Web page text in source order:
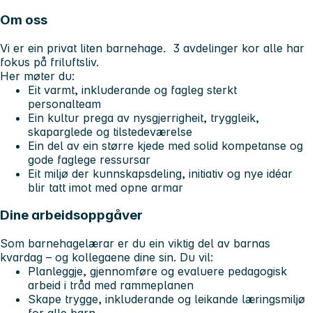
Om oss
Vi er ein privat liten barnehage. 3 avdelinger kor alle har
fokus på friluftsliv.
Her møter du:
Eit varmt, inkluderande og fagleg sterkt
personalteam
Ein kultur prega av nysgjerrigheit, tryggleik,
skaparglede og tilstedeværelse
Ein del av ein større kjede med solid kompetanse og
gode faglege ressursar
Eit miljø der kunnskapsdeling, initiativ og nye idéar
blir tatt imot med opne armar
Dine arbeidsoppgåver
Som barnehagelærar er du ein viktig del av barnas
kvardag – og kollegaene dine sin. Du vil:
Planleggje, gjennomføre og evaluere pedagogisk
arbeid i tråd med rammeplanen
Skape trygge, inkluderande og leikande læringsmiljø